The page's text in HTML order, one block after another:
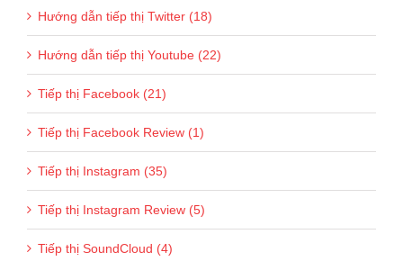
Hướng dẫn tiếp thị Twitter (18)
Hướng dẫn tiếp thị Youtube (22)
Tiếp thị Facebook (21)
Tiếp thị Facebook Review (1)
Tiếp thị Instagram (35)
Tiếp thị Instagram Review (5)
Tiếp thị SoundCloud (4)